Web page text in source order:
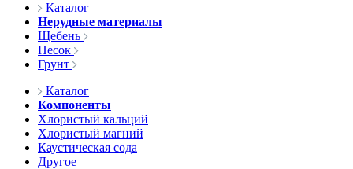
Каталог
Нерудные материалы
Щебень
Песок
Грунт
Каталог
Компоненты
Хлористый кальций
Хлористый магний
Каустическая сода
Другое